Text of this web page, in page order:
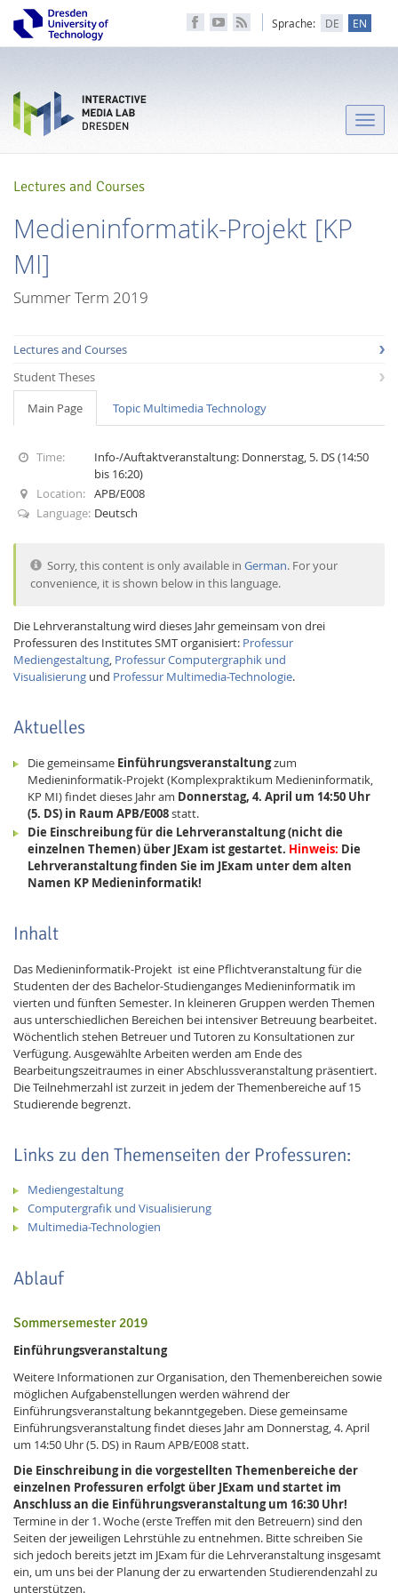
Facebook
Youtube
RSS
Sprache: DE EN
Lab Dresden
Toggle
Lectures and Courses
Medieninformatik-Projekt [KP
MI]
Summer Term 2019
Lectures and Courses
Student Theses
Main Page
Topic Multimedia Technology
Time:
Info-/Auftaktveranstaltung: Donnerstag, 5. DS (14:50
bis 16:20)
Location: APB/E008
Language: Deutsch
Sorry, this content is only available inGerman. For your
convenience, it is shown below in this language.
Die Lehrveranstaltung wird dieses Jahr gemeinsam von drei
Professuren des Institutes SMT organisiert: Professur
Mediengestaltung, Professur Computergraphik und
Visualisierung und Professur Multimedia-Technologie.
Aktuelles
Die gemeinsame Einführungsveranstaltungzum
Medieninformatik-Projekt (Komplexpraktikum Medieninformatik,
KP MI) findet dieses Jahr am Donnerstag, 4. April um 14:50 Uhr
(5. DS) in Raum APB/E008statt.
Die Einschreibung für die Lehrveranstaltung (nicht die
einzelnen Themen) über JExam ist gestartet. Hinweis: Die
Lehrveranstaltung finden Sie im JExam unter dem alten
Namen KP Medieninformatik!
Inhalt
Das Medieninformatik-Projekt ist eine Pflichtveranstaltung für die
Studenten der des Bachelor-Studienganges Medieninformatik im
vierten und fünften Semester. In kleineren Gruppen werden Themen
aus unterschiedlichen Bereichen bei intensiver Betreuung bearbeitet.
Wöchentlich stehen Betreuer und Tutoren zu Konsultationen zur
Verfügung. Ausgewählte Arbeiten werden am Ende des
Bearbeitungszeitraumes in einer Abschlussveranstaltung präsentiert.
Die Teilnehmerzahl ist zurzeit in jedem der Themenbereiche auf 15
Studierende begrenzt.
Links zu den Themenseiten der Professuren:
Mediengestaltung
Computergrafik und Visualisierung
Multimedia-Technologien
Ablauf
Sommersemester 2019
Einführungsveranstaltung
Weitere Informationen zur Organisation, den Themenbereichen sowie
möglichen Aufgabenstellungen werden während der
Einführungsveranstaltung bekanntgegeben. Diese gemeinsame
Einführungsveranstaltung findet dieses Jahr am Donnerstag, 4. April
um 14:50 Uhr (5. DS) in Raum APB/E008 statt.
Die Einschreibung in die vorgestellten Themenbereiche der
einzelnen Professuren erfolgt über JExam und startet im
Anschluss an die Einführungsveranstaltung um 16:30 Uhr!
Termine in der 1. Woche (erste Treffen mit den Betreuern) sind den
Seiten der jeweiligen Lehrstühle zu entnehmen. Bitte schreiben Sie
sich jedoch bereits jetzt im JExam für die Lehrveranstaltung insgesamt
ein, um uns bei der Planung der zu erwartenden Studierendenzahl zu
unterstützen.